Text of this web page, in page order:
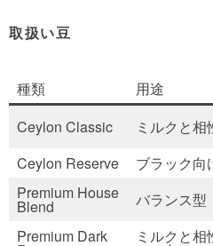
取扱い豆
種類 用途
Ceylon Classic
ミルクと
Ceylon Reserve
ブラック向
Premium House
Blend バランス型
Premium Dark
ミルクと